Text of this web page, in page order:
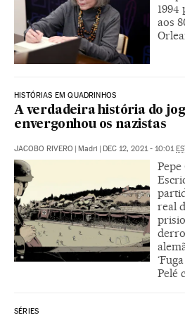
aos
HISTÓRIAS EM QUADRINHOS
A verdadeira história do
envergonhou os nazistas
JACOBO RIVERO Madri DEC 12, 2021 - 10:01
Pepe
real
Pelé
SÉRIES